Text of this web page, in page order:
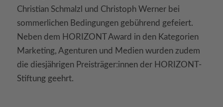
Christian Schmalzl und Christoph Werner bei
sommerlichen Bedingungen gebührend gefeiert.
Neben dem HORIZONT Award in den Kategorien
Marketing, Agenturen und Medien wurden zudem
die diesjährigen Preisträger:innen der HORIZONT-
Stiftung geehrt.